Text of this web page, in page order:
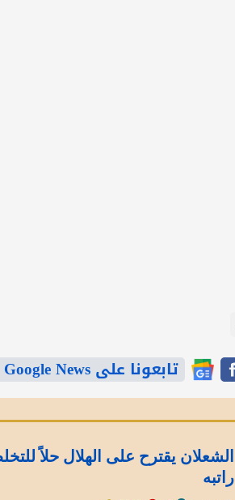
تابعونا على Google News
الشعلان يقترح على الهلال حلاً
راتبه